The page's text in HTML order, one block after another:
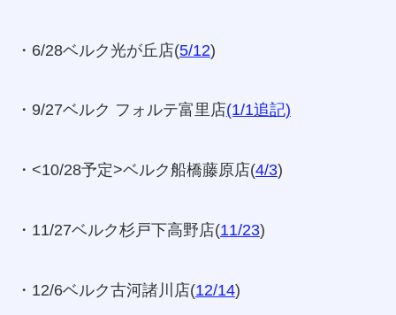
・6/28ベルク光が丘店(5/12)
・9/27ベルク フォルテ富里店(1/1追記)
・<10/28予定>ベルク船橋藤原店(4/3)
・11/27ベルク杉戸下高野店(11/23)
・12/6ベルク古河諸川店(12/14)